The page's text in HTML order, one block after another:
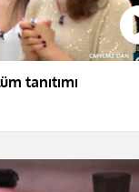
tanıtımı